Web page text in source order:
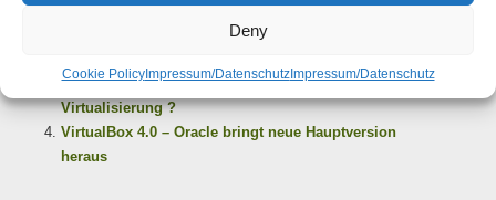
Deny
Cookie PolicyImpressum/DatenschutzImpressum/Datenschutz
VirtualBox: VMDK-Images zu VDI-Images convertieren
VirtualBox: Welche Hardware unterstützt
Virtualisierung ?
VirtualBox 4.0 – Oracle bringt neue Hauptversion
heraus